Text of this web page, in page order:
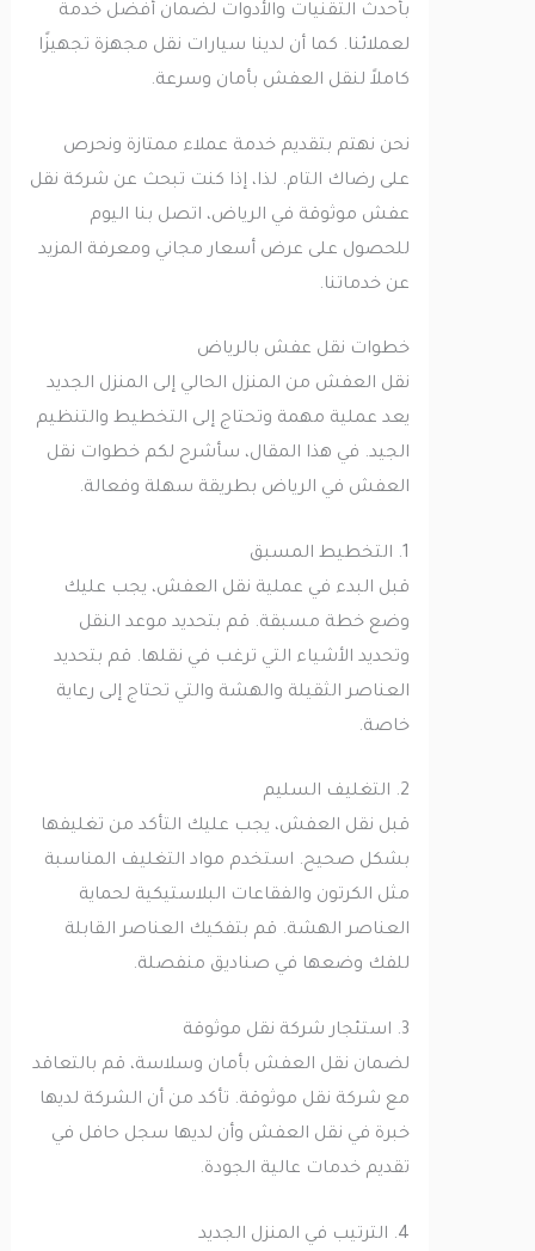
بأحدث التقنيات والأدوات لضمان أفضل خدمة
لعملائنا. كما أن لدينا سيارات نقل مجهزة تجهيزًا
كاملاً لنقل العفش بأمان وسرعة.
نحن نهتم بتقديم خدمة عملاء ممتازة ونحرص
على رضاك التام. لذا، إذا كنت تبحث عن شركة نقل
عفش موثوقة في الرياض، اتصل بنا اليوم
للحصول على عرض أسعار مجاني ومعرفة المزيد
عن خدماتنا.
خطوات نقل عفش بالرياض
نقل العفش من المنزل الحالي إلى المنزل الجديد
يعد عملية مهمة وتحتاج إلى التخطيط والتنظيم
الجيد. في هذا المقال، سأشرح لكم خطوات نقل
العفش في الرياض بطريقة سهلة وفعالة.
قبل البدء في عملية نقل العفش، يجب عليك
وضع خطة مسبقة. قم بتحديد موعد النقل
وتحديد الأشياء التي ترغب في نقلها. قم بتحديد
العناصر الثقيلة والهشة والتي تحتاج إلى رعاية
خاصة.
قبل نقل العفش، يجب عليك التأكد من تغليفها
بشكل صحيح. استخدم مواد التغليف المناسبة
مثل الكرتون والفقاعات البلاستيكية لحماية
العناصر الهشة. قم بتفكيك العناصر القابلة
للفك وضعها في صناديق منفصلة.
لضمان نقل العفش بأمان وسلاسة، قم بالتعاقد
مع شركة نقل موثوقة. تأكد من أن الشركة لديها
خبرة في نقل العفش وأن لديها سجل حافل في
تقديم خدمات عالية الجودة.